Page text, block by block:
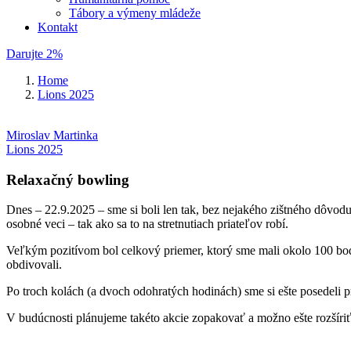
Tábory a výmeny mládeže
Kontakt
Darujte 2%
Home
Lions 2025
Miroslav Martinka
Lions 2025
Relaxačný bowling
Dnes – 22.9.2025 – sme si boli len tak, bez nejakého zištného
osobné veci – tak ako sa to na stretnutiach priateľov robí.
Veľkým pozitívom bol celkový priemer, ktorý sme mali okolo 100
obdivovali.
Po troch kolách (a dvoch odohratých hodinách) sme si ešte
V budúcnosti plánujeme takéto akcie zopakovať a možno ešte